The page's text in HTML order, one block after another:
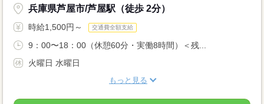
兵庫県芦屋市/芦屋駅（徒歩 2分）
時給1,500円～ 交通費全額支給
9：00〜18：00（休憩60分・実働8時間）＜残...
火曜日 水曜日
もっと見る